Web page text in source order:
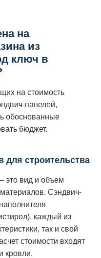
на
из
ключ в
на стоимость
панелей,
обоснованные
бюджет.
для строительства
это вид и объем
Сэндвич-
каждый из
так и свой
стоимости входят
кровли.